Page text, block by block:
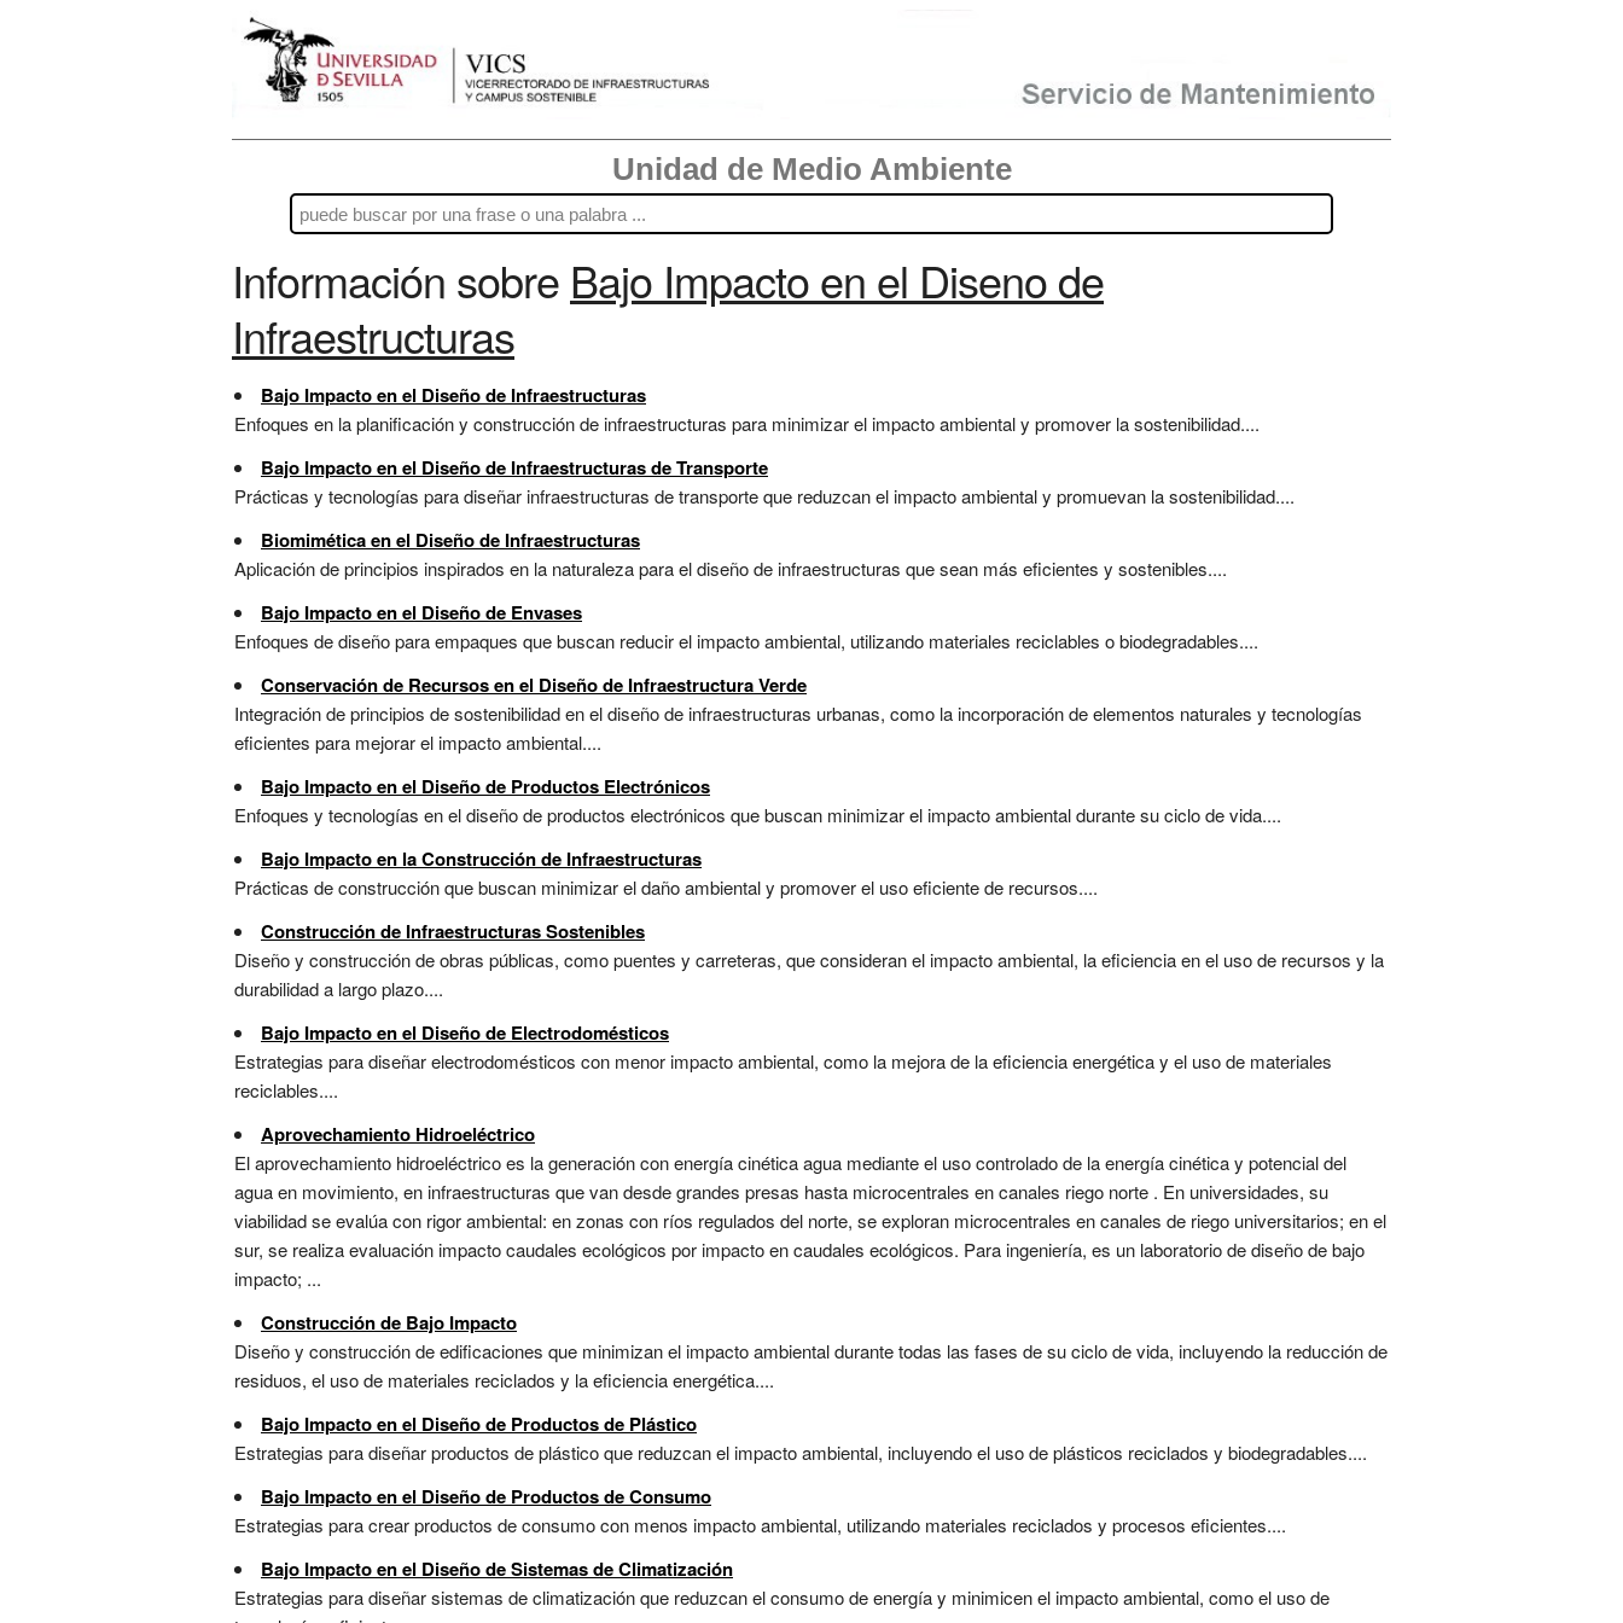
Unidad de Medio Ambiente
Información sobre Bajo Impacto en el Diseno de
Infraestructuras
Bajo Impacto en el Diseño de Infraestructuras
Enfoques en la planificación y construcción de infraestructuras para minimizar el impacto ambiental y promover la sostenibilidad....
Bajo Impacto en el Diseño de Infraestructuras de Transporte
Prácticas y tecnologías para diseñar infraestructuras de transporte que reduzcan el impacto ambiental y promuevan la sostenibilidad....
Biomimética en el Diseño de Infraestructuras
Aplicación de principios inspirados en la naturaleza para el diseño de infraestructuras que sean más eficientes y sostenibles....
Bajo Impacto en el Diseño de Envases
Enfoques de diseño para empaques que buscan reducir el impacto ambiental, utilizando materiales reciclables o biodegradables....
Conservación de Recursos en el Diseño de Infraestructura Verde
Integración de principios de sostenibilidad en el diseño de infraestructuras urbanas, como la incorporación de elementos naturales y tecnologías
eficientes para mejorar el impacto ambiental....
Bajo Impacto en el Diseño de Productos Electrónicos
Enfoques y tecnologías en el diseño de productos electrónicos que buscan minimizar el impacto ambiental durante su ciclo de vida....
Bajo Impacto en la Construcción de Infraestructuras
Prácticas de construcción que buscan minimizar el daño ambiental y promover el uso eficiente de recursos....
Construcción de Infraestructuras Sostenibles
Diseño y construcción de obras públicas, como puentes y carreteras, que consideran el impacto ambiental, la eficiencia en el uso de recursos y la
durabilidad a largo plazo....
Bajo Impacto en el Diseño de Electrodomésticos
Estrategias para diseñar electrodomésticos con menor impacto ambiental, como la mejora de la eficiencia energética y el uso de materiales
reciclables....
Aprovechamiento Hidroeléctrico
El aprovechamiento hidroeléctrico es la generación con energía cinética agua mediante el uso controlado de la energía cinética y potencial del
agua en movimiento, en infraestructuras que van desde grandes presas hasta microcentrales en canales riego norte . En universidades, su
viabilidad se evalúa con rigor ambiental: en zonas con ríos regulados del norte, se exploran microcentrales en canales de riego universitarios; en el
sur, se realiza evaluación impacto caudales ecológicos por impacto en caudales ecológicos. Para ingeniería, es un laboratorio de diseño de bajo
impacto; ...
Construcción de Bajo Impacto
Diseño y construcción de edificaciones que minimizan el impacto ambiental durante todas las fases de su ciclo de vida, incluyendo la reducción de
residuos, el uso de materiales reciclados y la eficiencia energética....
Bajo Impacto en el Diseño de Productos de Plástico
Estrategias para diseñar productos de plástico que reduzcan el impacto ambiental, incluyendo el uso de plásticos reciclados y biodegradables....
Bajo Impacto en el Diseño de Productos de Consumo
Estrategias para crear productos de consumo con menos impacto ambiental, utilizando materiales reciclados y procesos eficientes....
Bajo Impacto en el Diseño de Sistemas de Climatización
Estrategias para diseñar sistemas de climatización que reduzcan el consumo de energía y minimicen el impacto ambiental, como el uso de